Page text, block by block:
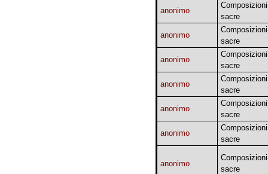
anonimo
Composizioni
sacre
anonimo
Composizioni
sacre
anonimo
Composizioni
sacre
anonimo
Composizioni
sacre
anonimo
Composizioni
sacre
anonimo
Composizioni
sacre
anonimo
Composizioni
sacre